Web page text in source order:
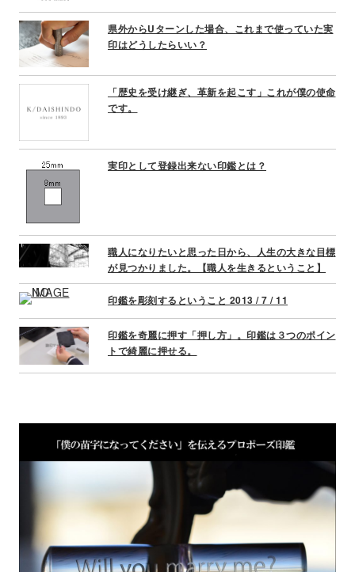
県外からUターンした場合、これまで使っていた実
印はどうしたらいい？
「歴史を受け継ぎ、革新を起こす」これが僕の使命
です。
実印として登録出来ない印鑑とは？
職人になりたいと思った日から、人生の大きな目標
が見つかりました。【職人を生きるということ】
印鑑を彫刻するということ 2013 / 7 / 11
印鑑を奇麗に押す「押し方」。印鑑は３つのポイン
トで綺麗に押せる。